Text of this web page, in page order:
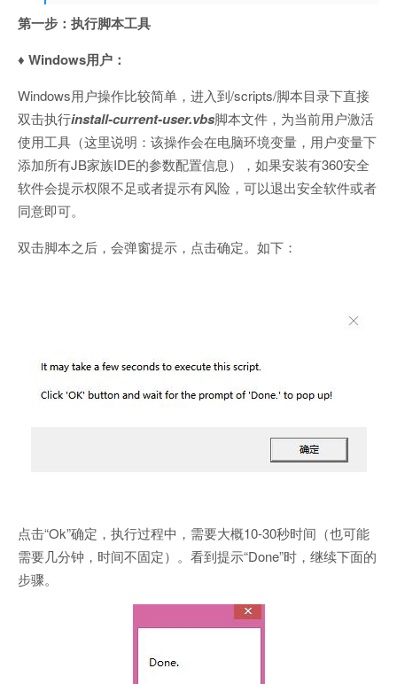
第一步：执行脚本工具
♦️ Windows用户：
Windows用户操作比较简单，进入到/scripts/脚本目录下直接
双击执行install-current-user.vbs脚本文件，为当前用户激活
使用工具（这里说明：该操作会在电脑环境变量，用户变量下
添加所有JB家族IDE的参数配置信息），如果安装有360安全
软件会提示权限不足或者提示有风险，可以退出安全软件或者
同意即可。
双击脚本之后，会弹窗提示，点击确定。如下：
点击“Ok”确定，执行过程中，需要大概10-30秒时间（也可能
需要几分钟，时间不固定）。看到提示“Done”时，继续下面的
步骤。